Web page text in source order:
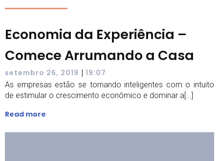
Economia da Experiência –
Comece Arrumando a Casa
setembro 26, 2019 | 19:07
As empresas estão se tornando inteligentes com o intuito
de estimular o crescimento econômico e dominar a[…]
Read more